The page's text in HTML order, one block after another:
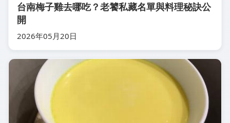
台南梅子雞去哪吃？老饕私藏名單與料理秘訣公
開
2026年05月20日